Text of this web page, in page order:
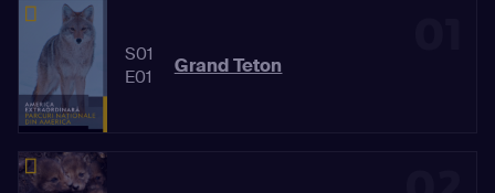
S01
E01
Grand Teton